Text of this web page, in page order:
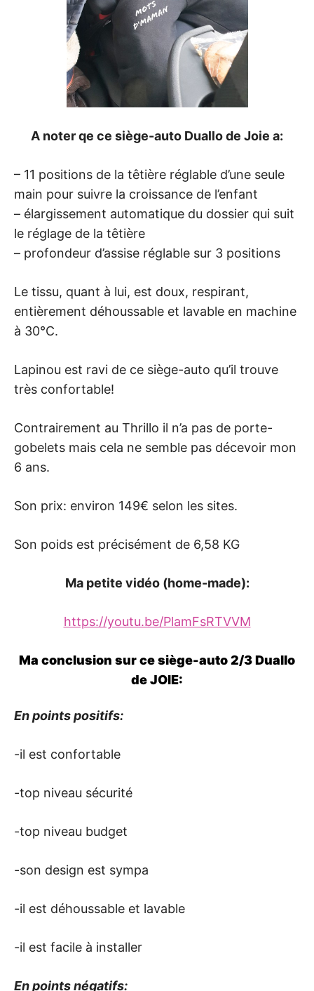
A noter qe ce siège-auto Duallo de Joie a:
– 11 positions de la têtière réglable d’une seule
main pour suivre la croissance de l’enfant
– élargissement automatique du dossier qui suit
le réglage de la têtière
– profondeur d’assise réglable sur 3 positions
Le tissu, quant à lui, est doux, respirant,
entièrement déhoussable et lavable en machine
à 30°C.
Lapinou est ravi de ce siège-auto qu’il trouve
très confortable!
Contrairement au Thrillo il n’a pas de porte-
gobelets mais cela ne semble pas décevoir mon
6 ans.
Son prix: environ 149€ selon les sites.
Son poids est précisément de 6,58 KG
Ma petite vidéo (home-made):
https://youtu.be/PlamFsRTVVM
Ma conclusion sur ce siège-auto 2/3 Duallo
de JOIE:
En points positifs:
-il est confortable
-top niveau sécurité
-top niveau budget
-son design est sympa
-il est déhoussable et lavable
-il est facile à installer
En points négatifs: